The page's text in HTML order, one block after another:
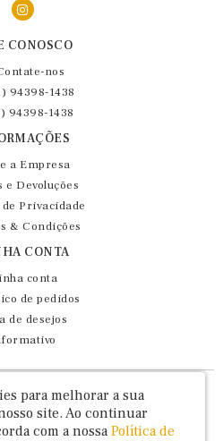
CONOSCO
nos
94398-1438
94398-1438
a Empresa
e Devoluções
Privacidade
& Condições
CONTA
conta
de pedidos
de desejos
- CNPJ: 60.458.825/0001-86
Brás - São Paulo / SP - CEP 03016-030
para melhorar a sua
site. Ao continuar
com a nossa Política de